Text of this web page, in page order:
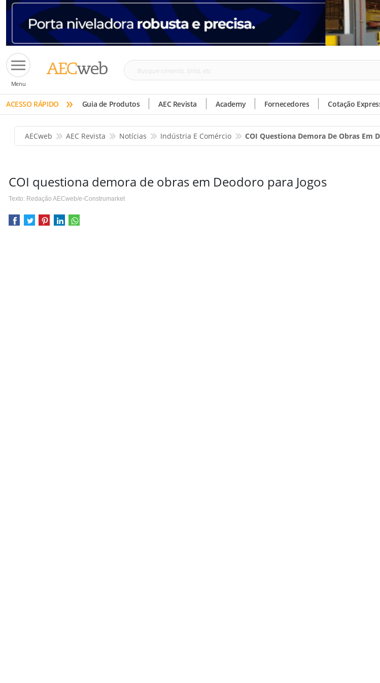
Menu
Busque
tinta,
etc
ACESSO RÁPIDO » Guia de Produtos AEC Revista Academy Fornecedores Cotação
AECweb AEC Revista Notícias Indústria E Comércio COI Questiona Demora De Obras Em
COI questiona demora de obras em Deodoro para Jogos
Texto: Redação AECweb/e-Construmarket